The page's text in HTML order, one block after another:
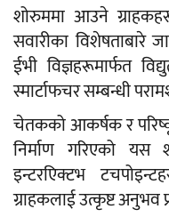
शोरुममा आउने
सवारीका विशेषताबारे
ईभी विज्ञहरूमार्फत
स्मार्टाफचर सम्बन्धी
चेतकको आकर्षक र
निर्माण गरिएको यस
इन्टरएिक्टभ
ग्राहकलाई उत्कृष्ट अनुभव